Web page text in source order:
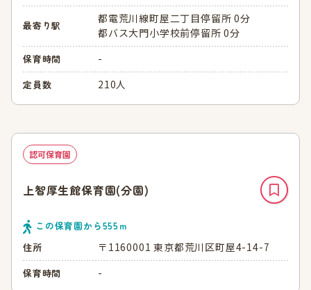
最寄り駅
都電荒川線町屋二丁目停留所 0分
都バス大門小学校前停留所 0分
保育時間 -
定員数 210人
認可保育園
上智厚生館保育園(分園)
この保育園から555ｍ
住所
〒1160001 東京都荒川区町屋4-14-7
保育時間 -